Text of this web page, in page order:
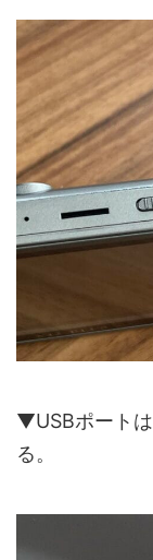
▼USBポートは
る。